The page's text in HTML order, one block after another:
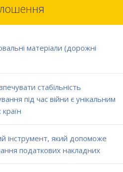
матеріали (дорожні
стабільність
під час війни є унікальним
інструмент, який допоможе
податкових накладних